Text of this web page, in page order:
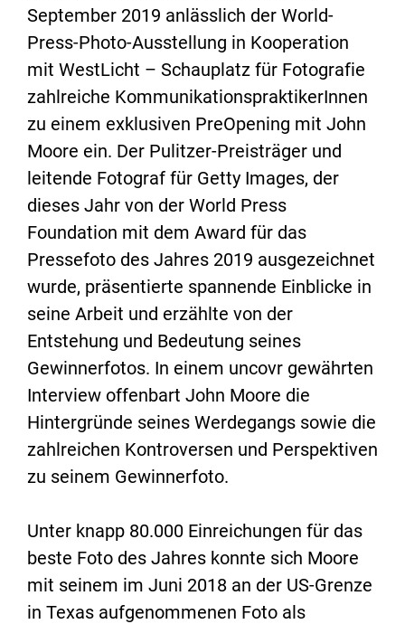
September 2019 anlässlich der World-
Press-Photo-Ausstellung in Kooperation
mit WestLicht – Schauplatz für Fotografie
zahlreiche KommunikationspraktikerInnen
zu einem exklusiven PreOpening mit John
Moore ein. Der Pulitzer-Preisträger und
leitende Fotograf für Getty Images, der
dieses Jahr von der World Press
Foundation mit dem Award für das
Pressefoto des Jahres 2019 ausgezeichnet
wurde, präsentierte spannende Einblicke in
seine Arbeit und erzählte von der
Entstehung und Bedeutung seines
Gewinnerfotos. In einem uncovr gewährten
Interview offenbart John Moore die
Hintergründe seines Werdegangs sowie die
zahlreichen Kontroversen und Perspektiven
zu seinem Gewinnerfoto.
Unter knapp 80.000 Einreichungen für das
beste Foto des Jahres konnte sich Moore
mit seinem im Juni 2018 an der US-Grenze
in Texas aufgenommenen Foto als